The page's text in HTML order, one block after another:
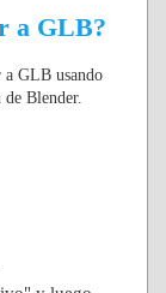
a GLB?
a GLB usando
de Blender.